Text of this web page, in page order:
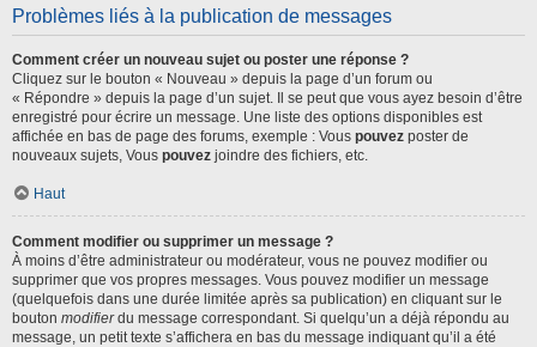
Problèmes liés à la publication de messages
Comment créer un nouveau sujet ou poster une réponse ?
Cliquez sur le bouton « Nouveau » depuis la page d’un forum ou
« Répondre » depuis la page d’un sujet. Il se peut que vous ayez besoin d’être
enregistré pour écrire un message. Une liste des options disponibles est
affichée en bas de page des forums, exemple : Vous pouvez poster de
nouveaux sujets, Vous pouvez joindre des fichiers, etc.
Haut
Comment modifier ou supprimer un message ?
À moins d’être administrateur ou modérateur, vous ne pouvez modifier ou
supprimer que vos propres messages. Vous pouvez modifier un message
(quelquefois dans une durée limitée après sa publication) en cliquant sur le
bouton modifierdu message correspondant. Si quelqu’un a déjà répondu au
message, un petit texte s’affichera en bas du message indiquant qu’il a été